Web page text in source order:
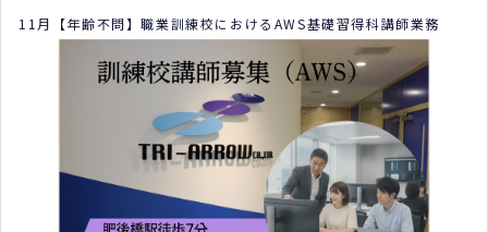
11月【年齢不問】職業訓練校におけるAWS基礎習得科講師業務